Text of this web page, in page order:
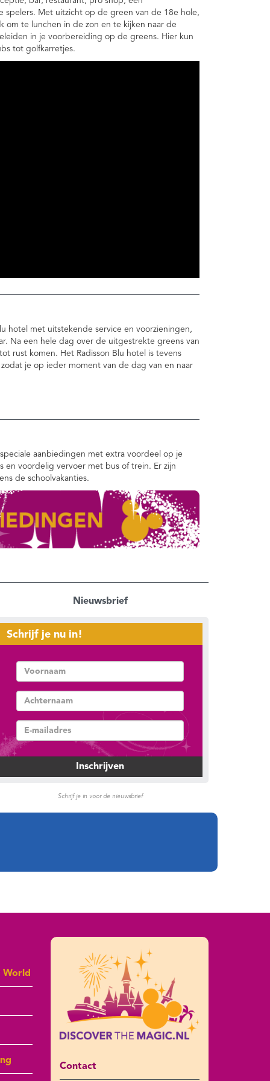
Met uitzicht op de green van de 18e hole,
om te lunchen in de zon en te kijken naar de
in je voorbereiding op de greens. Hier kun
tot golfkarretjes.
hotel met uitstekende service en voorzieningen,
Na een hele dag over de uitgestrekte greens van
rust komen. Het Radisson Blu hotel is tevens
je op ieder moment van de dag van en naar
aanbiedingen met extra voordeel op je
voordelig vervoer met bus of trein. Er zijn
de schoolvakanties.
Nieuwsbrief
Schrijf je nu in!
Schrijf je in voor de nieuwsbrief
World
Contact